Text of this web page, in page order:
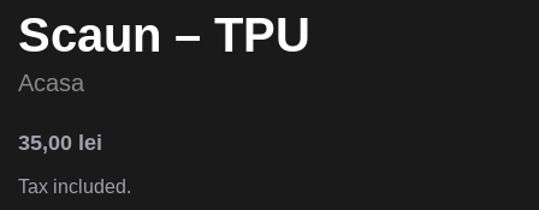
Scaun – TPU
Acasa
35,00 lei
Tax included.